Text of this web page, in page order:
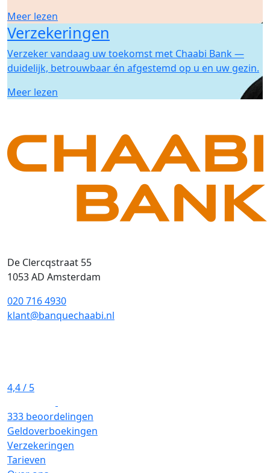
Meer lezen
Verzekeringen
Verzeker vandaag uw toekomst met Chaabi Bank —
duidelijk, betrouwbaar én afgestemd op u en uw gezin.
Meer lezen
De Clercqstraat 55
1053 AD Amsterdam
020 716 4930
klant@banquechaabi.nl
4,4/ 5
333 beoordelingen
Geldoverboekingen
Verzekeringen
Tarieven